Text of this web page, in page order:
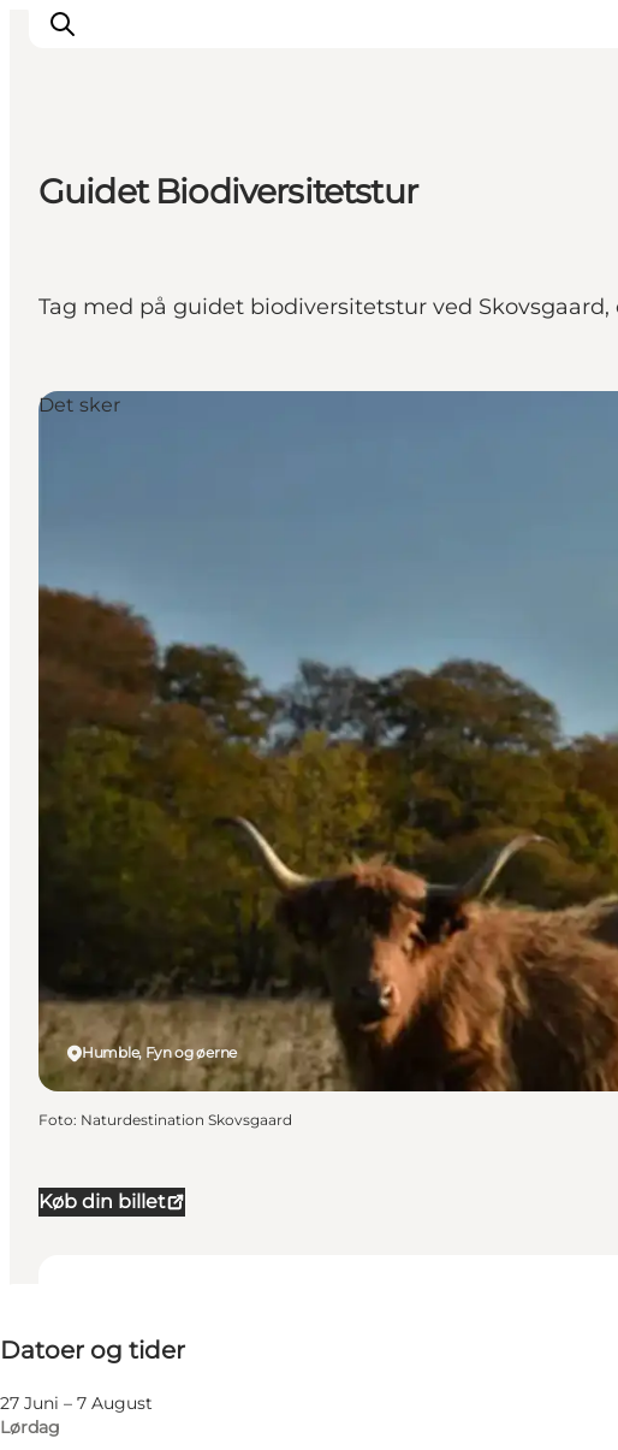
Inspiration
Overnatning
Guidet Biodiversitetstur
Tag med på guidet biodiversitetstur ved
Køb din billet
Datoer og tider
27 Juni – 7 August
Lørdag
Besøg hjemmeside
Venner, Min partner, Mig selv
Humble, Fyn og øerne
Det sker
Foto: Naturdestination Skovsgaard